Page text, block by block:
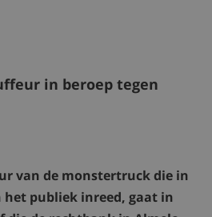
in beroep tegen
van de monstertruck die in
het publiek inreed, gaat in